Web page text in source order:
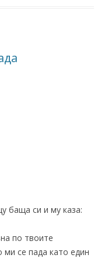
баща си и му каза:
по твоите
се пада като един